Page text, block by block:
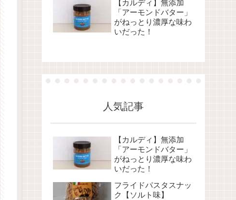
【カルディ】無添加
「アーモンドバター」
がねっとり濃厚な味わ
いだった！
人気記事
【カルディ】無添加
「アーモンドバター」
がねっとり濃厚な味わ
いだった！
フライドパスタスナッ
ク【ソルト味】